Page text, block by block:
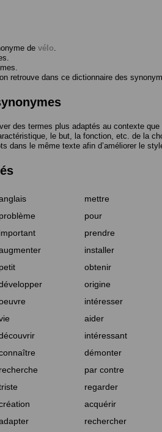
de vélo
retrouve dans ce dictionnaire des
des termes plus adaptés au contexte
le but, la fonction, etc. de la
dans le même texte afin d’améliorer le
mettre
problème pour
important prendre
installer
petit obtenir
origine
intéresser
aider
intéressant
démonter
recherche par contre
regarder
acquérir
rechercher